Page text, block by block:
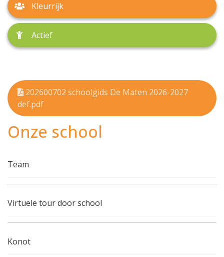
Kleurrijk
Actief
202600702 schoolgids De Maten 2026-2027
def.pdf
Onze school
Team
Virtuele tour door school
Konot